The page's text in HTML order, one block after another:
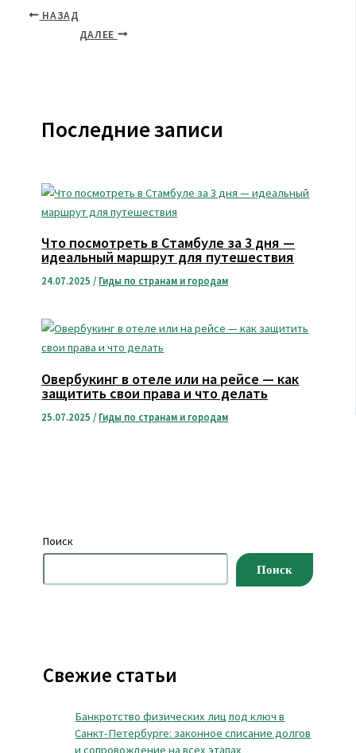
НАЗАД
ДАЛЕЕ
Последние записи
Что посмотреть в Стамбуле за 3 дня —
идеальный маршрут для путешествия
24.07.2025 / Гиды по странам и городам
Овербукинг в отеле или на рейсе — как
защитить свои права и что делать
25.07.2025 / Гиды по странам и городам
Поиск
Поиск
Свежие статьи
Банкротство физических лиц под ключ в
Санкт-Петербурге: законное списание долгов
и сопровождение на всех этапах